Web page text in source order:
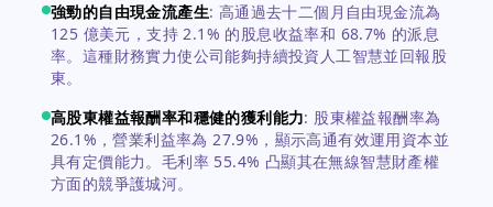
強勁的自由現金流產生: 高通過去十二個月自由現金流為
125 億美元，支持 2.1% 的股息收益率和 68.7% 的派息
率。這種財務實力使公司能夠持續投資人工智慧並回報股
東。
高股東權益報酬率和穩健的獲利能力: 股東權益報酬率為
26.1%，營業利益率為 27.9%，顯示高通有效運用資本並
具有定價能力。毛利率 55.4% 凸顯其在無線智慧財產權
方面的競爭護城河。